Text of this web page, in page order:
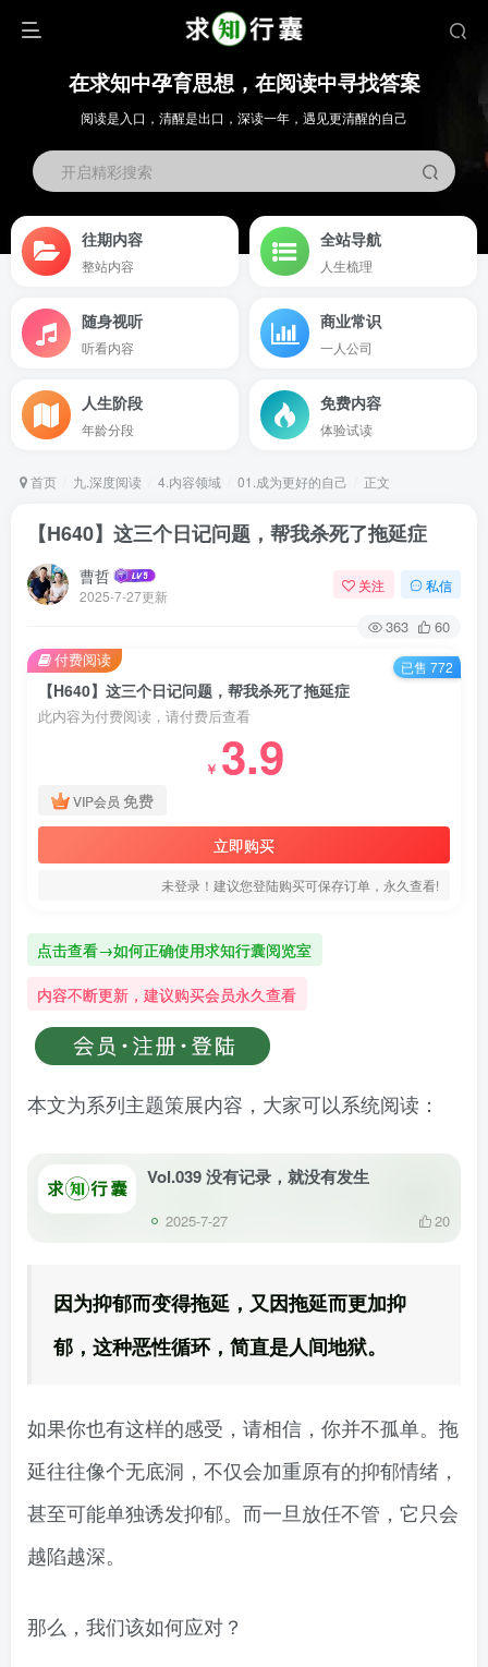
在求知中孕育思想，在阅读中寻找答案
阅读是入口，清醒是出口，深读一年，遇见更清醒的自己
开启精彩搜索
往期内容
整站内容
全站导航
人生梳理
随身视听
听看内容
商业常识
一人公司
人生阶段
年龄分段
免费内容
体验试读
首页 九.深度阅读 4.内容领域 01.成为更好的自己 正文
【H640】这三个日记问题，帮我杀死了拖延症
曹哲
2025-7-27更新
关注 私信
363 60
【H640】这三个日记问题，帮我杀死了拖延症
此内容为付费阅读，请付费后查看
￥ 3.9
VIP会员 免费
立即购买
未登录！建议您登陆购买可保存订单，永久查看!
付费阅读 已售 772
点击查看→如何正确使用求知行囊阅览室
内容不断更新，建议购买会员永久查看
本文为系列主题策展内容，大家可以系统阅读：
Vol.039 没有记录，就没有发生
2025-7-27 20
因为抑郁而变得拖延，又因拖延而更加抑
郁，这种恶性循环，简直是人间地狱。
如果你也有这样的感受，请相信，你并不孤单。拖
延往往像个无底洞，不仅会加重原有的抑郁情绪，
甚至可能单独诱发抑郁。而一旦放任不管，它只会
越陷越深。
那么，我们该如何应对？